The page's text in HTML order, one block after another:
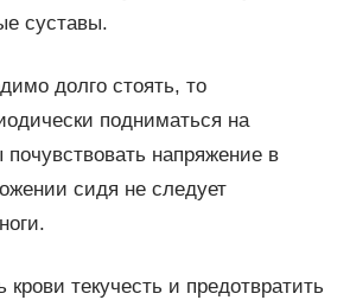
суставы.
долго стоять, то
подниматься на
почувствовать напряжение в
сидя не следует
текучесть и предотвратить